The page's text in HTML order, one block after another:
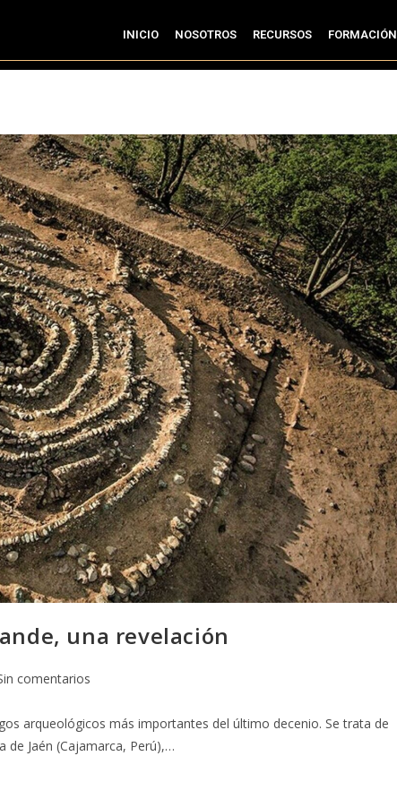
INICIO NOSOTROS RECURSOS FORMACIÓN
una revelación
comentarios
arqueológicos más importantes del último decenio. Se trata de
de Jaén (Cajamarca, Perú),…